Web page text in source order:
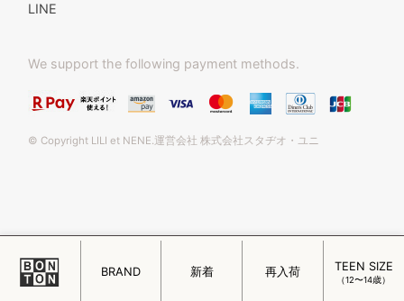
BRAND 新着 再入荷 TEEN SIZE
（12〜14歳）
LINE
We support the following payment methods.
© Copyright LILI et NENE.運営会社 株式会社スタヂオ・ユニ
このページをPC用に切り替え